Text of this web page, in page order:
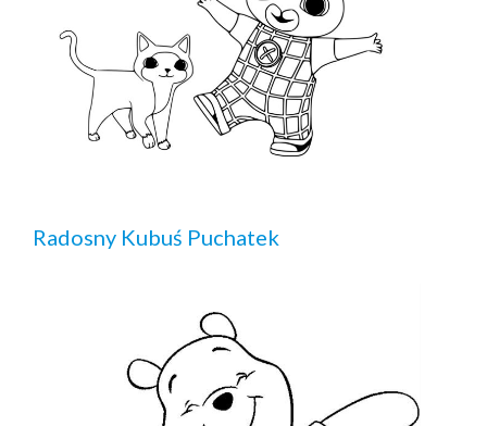
Radosny Kubuś Puchatek